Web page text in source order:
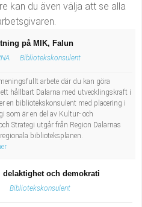
kan du även välja att se alla
på MIK, Falun
Bibliotekskonsulent
arbete där du kan göra
hållbart Dalarna med utvecklingskraft i
en bibliotekskonsulent med placering i
som är en del av Kultur- och
Strategi utgår från Region Dalarnas
biblioteksplanen.
och demokrati
Bibliotekskonsulent